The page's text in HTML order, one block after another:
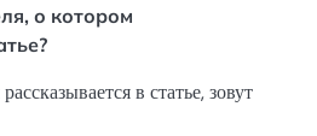
о котором
в статье, зовут